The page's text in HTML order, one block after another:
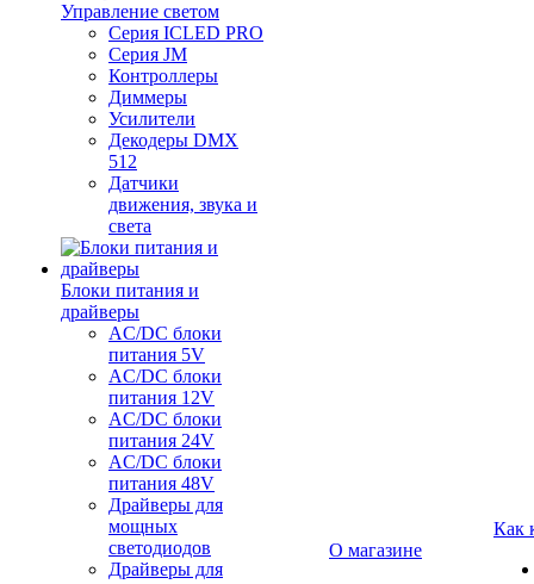
Управление светом
Серия ICLED PRO
Серия JM
Контроллеры
Диммеры
Усилители
Декодеры DMX
512
Датчики
движения, звука и
света
Блоки питания и
драйверы
AC/DC блоки
питания 5V
AC/DC блоки
питания 12V
AC/DC блоки
питания 24V
AC/DC блоки
питания 48V
Драйверы для
мощных
светодиодов
Драйверы для
О магазине
Как